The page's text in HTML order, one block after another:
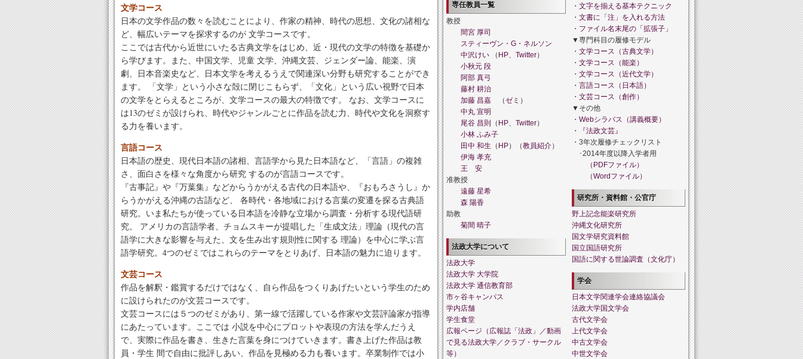
文学コース
日本の文学作品の数々を読むことにより、作家の精神、時代の思想、文化の諸相な
ど、幅広いテーマを探求するのが 文学コースです。
ここでは古代から近世にいたる古典文学をはじめ、近・現代の文学の特徴を基礎か
ら学びます。また、中国文学、児童 文学、沖縄文芸、ジェンダー論、能楽、演
劇、日本音楽史など、日本文学を考えるうえで関連深い分野も研究することができ
ます。 「文学」という小さな殻に閉じこもらず、「文化」という広い視野で日本
の文学をとらえるところが、文学コースの最大の特徴です。 なお、文学コースに
は13のゼミが設けられ、時代やジャンルごとに作品を読む力、時代や文化を洞察す
る力を養います。
言語コース
日本語の歴史、現代日本語の諸相、言語学から見た日本語など、「言語」の複雑
さ、面白さを様々な角度から研究 するのが言語コースです。
『古事記』や『万葉集』などからうかがえる古代の日本語や、『おもろさうし』か
らうかがえる沖縄の古語など、 各時代・各地域における言葉の変遷を探る古典語
研究。いま私たちが使っている日本語を冷静な立場から調査・分析する現代語研
究。 アメリカの言語学者、チョムスキーが提唱した「生成文法」理論（現代の言
語学に大きな影響を与えた、文を生み出す規則性に関する 理論）を中心に学ぶ言
語学研究。4つのゼミではこれらのテーマをとりあげ、日本語の魅力に迫ります。
文芸コース
作品を解釈・鑑賞するだけではなく、自ら作品をつくりあげたいという学生のため
に設けられたのが文芸コースです。
文芸コースには５つのゼミがあり、第一線で活躍している作家や文芸評論家が指導
にあたっています。ここでは 小説を中心にプロットや表現の方法を学んだうえ
で、実際に作品を書き、生きた言葉を身につけていきます。書き上げた作品は教
員・学生 間で自由に批評しあい、作品を見極める力も養います。卒業制作では小
専任教員一覧
教授
間宮 厚司
スティーヴン・G・ネルソン
中沢けい （ HP、 Twitter）
小秋元 段
阿部 真弓
藤村 耕治
加藤 昌嘉 （ゼミ ）
中丸 宣明
尾谷 昌則
（ HP、 Twitter）
小林 ふみ子
田中 和生 （ HP）（教員紹介）
伊海 孝充
王 安
准教授
遠藤 星希
森 陽香
助教
菊間 晴子
法政大学について
法政大学
法政大学 大学院
法政大学 通信教育部
市ヶ谷キャンパス
学内店舗
学生食堂
広報ページ（広報誌「法政」／動画
で見る法政大学／クラブ・サークル
等）
・ 文字を揃える基本テクニック
・ 文書に「注」を入れる方法
・ ファイル名末尾の「拡張子」
▼専門科目の履修モデル
・ 文学コース（古典文学）
・ 文学コース（能楽）
・ 文学コース（近代文学）
・ 言語コース（日本語）
・ 文芸コース（創作）
▼その他
・ Webシラバス（講義概要）
・
『法政文芸』
・3年次履修チェックリスト
･2014年度以降入学者用
（PDFファイル）
（Wordファイル）
研究所・資料館・公官庁
野上記念能楽研究所
沖縄文化研究所
国文学研究資料館
国立国語研究所
国語に関する世論調査（文化庁）
学会
日本文学関連学会連絡協議会
法政大学国文学会
古代文学会
上代文学会
中古文学会
中世文学会